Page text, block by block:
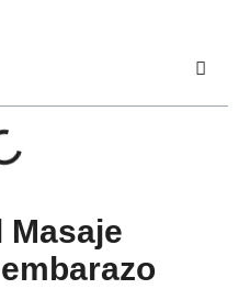
Masaje